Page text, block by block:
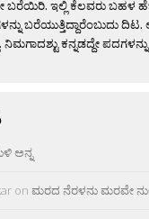
ಬರೆಯಿರಿ. ಇಲ್ಲಿ ಕೆಲವರು ಬಹಳ
ಬರೆಯುತ್ತಿದ್ದಾರೆಂಬುದು
ಕನ್ನಡದ್ದೇ
ಅನ್ನ
on ಮರದ ನೆರಳನು ಮರವೇ